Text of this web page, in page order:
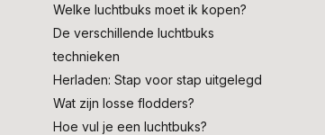
Welke luchtbuks moet ik kopen?
De verschillende luchtbuks
technieken
Herladen: Stap voor stap uitgelegd
Wat zijn losse flodders?
Hoe vul je een luchtbuks?